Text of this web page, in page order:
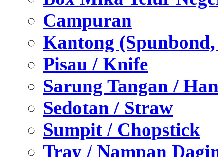
Campuran
Kantong
Pisau / Knife
Sarung Tangan /
Sedotan / Straw
Sumpit / Chopstick
Tray / Nampan